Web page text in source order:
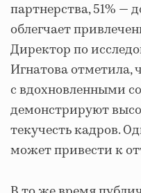
партнерства, 51% —
облегчает
Директор по
Игнатова отметила,
с вдохновленными
демонстрируют
текучесть кадров.
может привести к